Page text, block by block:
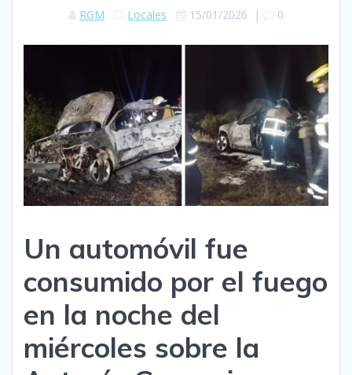
RGM Locales 15/01/2026 | 0
Un automóvil fue
consumido por el fuego
en la noche del
miércoles sobre la